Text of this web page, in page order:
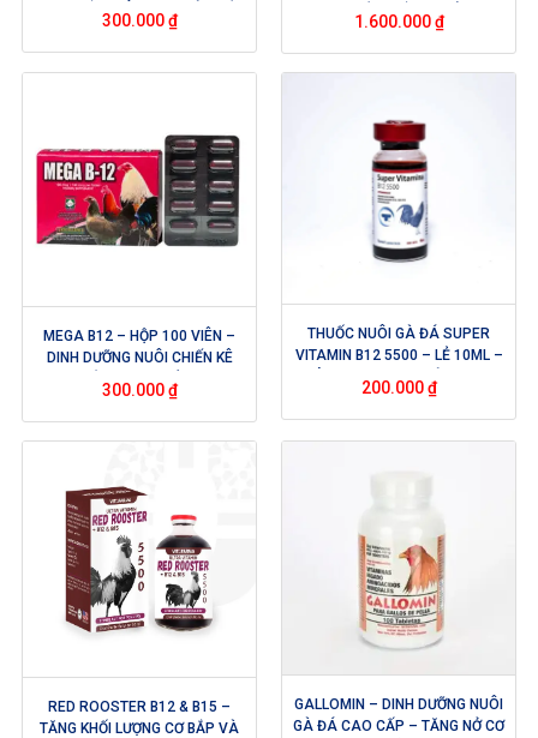
CUNG CẤP VITAMIN KHOÁNG
CHẤT, ĐIỀU TRỊ BỆNH THIẾU
MÁU CHO GÀ – DẠNG NHỎ GIỌT
300.000₫
XƯƠNG CỐT CHẮC KHOẺ – TRỊ
TÉ GIÓ VÀ CHÂN TRỤ YẾU –
TĂNG NĂNG LƯỢNG TRONG
QUÁ TRÌNH PHỤC HỒI
1.600.000₫
MEGA B12 – HỘP 100 VIÊN –
DINH DƯỠNG NUÔI CHIẾN KÊ
CAO CẤP NHẬP KHẨU TATAK
EXCELLENCE – PHILIPPINES
300.000₫
THUỐC NUÔI GÀ ĐÁ SUPER
VITAMIN B12 5500 – LẺ 10ML –
GIÚP TĂNG NƯỚC MÁU, HỪNG
GÀ, ĐÁ BO LỚN
200.000₫
RED ROOSTER B12 & B15 –
TĂNG KHỐI LƯỢNG CƠ BẮP VÀ
GALLOMIN – DINH DƯỠNG NUÔI
GÀ ĐÁ CAO CẤP – TĂNG NỞ CƠ